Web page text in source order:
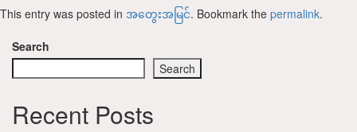
This entry was posted in အတွေးအမြင်. Bookmark the permalink.
Search
Search
Recent Posts